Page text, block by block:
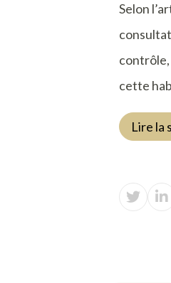
Selon
contrôle,
cette
Lire la